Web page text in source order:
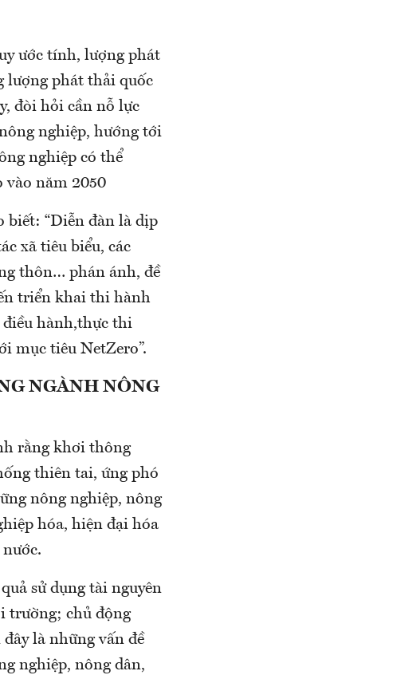
ước tính, lượng phát
lượng phát thải quốc
đòi hỏi cần nỗ lực
nghiệp, hướng tới
nghiệp có thể
vào năm 2050
biết: “Diễn đàn là dịp
xã tiêu biểu, các
thôn… phán ánh, đề
triển khai thi hành
điều hành,thực thi
mục tiêu NetZero”.
NGÀNH NÔNG
rằng khơi thông
thiên tai, ứng phó
nông nghiệp, nông
hóa, hiện đại hóa
sử dụng tài nguyên
trường; chủ động
là những vấn đề
nghiệp, nông dân,